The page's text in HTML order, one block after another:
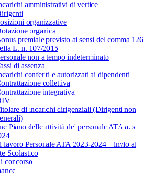
amministrativi di vertice
organizzative
organica
premiale previsto ai sensi del comma 126
L. n. 107/2015
non a tempo indeterminato
di assenza
conferiti e autorizzati ai dipendenti
collettiva
integrativa
di incarichi dirigenziali (Dirigenti non
Piano delle attività del personale ATA a. s.
lavoro Personale ATA 2023-2024 – invio al
Scolastico
concorso